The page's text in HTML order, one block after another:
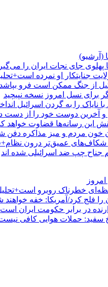
(آرشيو)
پهلوی جای نجات ایران را
جنایتکار او نمرده
از جنگ ممکن است فرو بپاشد
برای نسل امروز نسخه نپیچید
را به گردن اسرائیل
آخرین دوست خود را از دست
این رسانه‌ها قضاوت خواهد
خون مردم و میز مذاکره دفن
شکاف‌های عمیق‌تر درون
جناح چپ ضد اسرائیلی شده اند
امروز
خطرناک روبرو
فلج کرد/آمریکا: خفه خواهند
در برابر حکومت ایران است
سفید: حملات هوایی کافی